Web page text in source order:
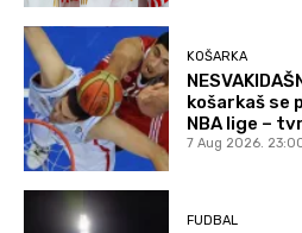
KOŠARKA
košarkaš se
NBA lige –
7 Aug 2026.
FUDBAL